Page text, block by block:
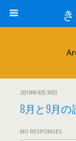
2018年8月30日
8月と9月
NO RESPONSES